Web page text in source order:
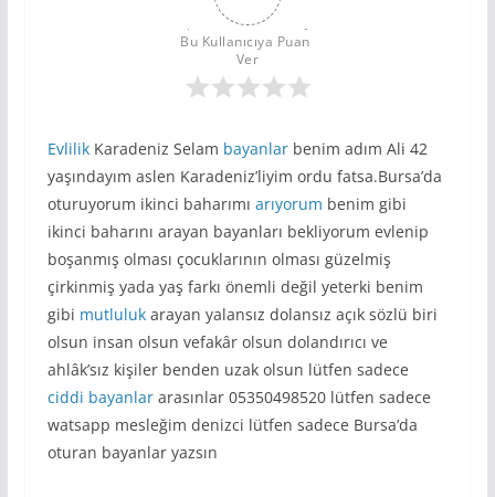
Bu Kullanıcıya Puan
Ver
EvlilikKaradeniz Selam bayanlarbenim adım Ali 42
yaşındayım aslen Karadeniz’liyim ordu fatsa.Bursa’da
oturuyorum ikinci baharımı arıyorum benim gibi
ikinci baharını arayan bayanları bekliyorum evlenip
boşanmış olması çocuklarının olması güzelmiş
çirkinmiş yada yaş farkı önemli değil yeterki benim
gibi mutlulukarayan yalansız dolansız açık sözlü biri
olsun insan olsun vefakâr olsun dolandırıcı ve
ahlâk’sız kişiler benden uzak olsun lütfen sadece
ciddi bayanlararasınlar 05350498520 lütfen sadece
watsapp mesleğim denizci lütfen sadece Bursa’da
oturan bayanlar yazsın